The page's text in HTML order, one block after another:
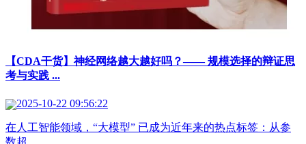
【CDA干货】神经网络越大越好吗？—— 规模选择的辩证思
考与实践 ...
2025-10-22 09:56:22
在人工智能领域，“大模型” 已成为近年来的热点标签：从参
数超 ...